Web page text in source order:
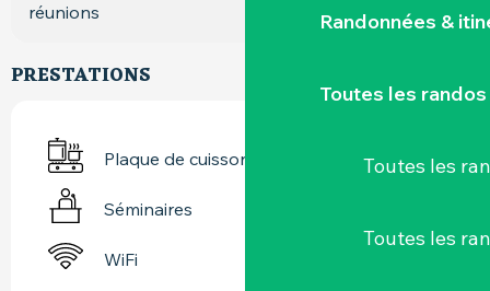
Randonnées &
Toutes les randos
Toutes les
Toutes les
réunions
PRESTATIONS
Plaque de cuisson
Séminaires
WiFi